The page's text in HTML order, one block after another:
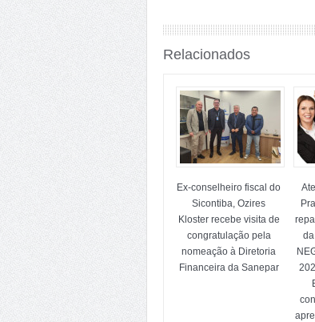
Relacionados
Ex-conselheiro fiscal do
Sicontiba, Ozires
Kloster recebe visita de
congratulação pela
nomeação à Diretoria
Financeira da Sanepar